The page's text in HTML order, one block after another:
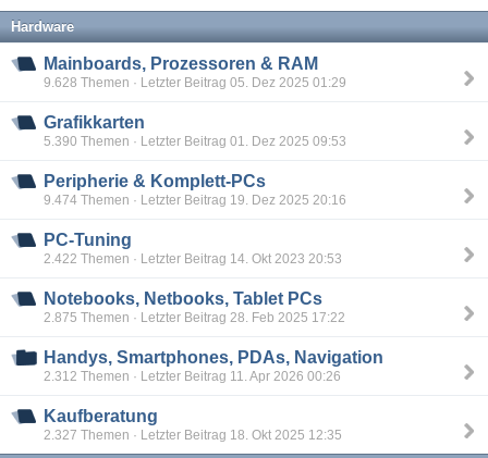
Hardware
Mainboards, Prozessoren & RAM
9.628 Themen · Letzter Beitrag 05. Dez 2025 01:29
Grafikkarten
5.390 Themen · Letzter Beitrag 01. Dez 2025 09:53
Peripherie & Komplett-PCs
9.474 Themen · Letzter Beitrag 19. Dez 2025 20:16
PC-Tuning
2.422 Themen · Letzter Beitrag 14. Okt 2023 20:53
Notebooks, Netbooks, Tablet PCs
2.875 Themen · Letzter Beitrag 28. Feb 2025 17:22
Handys, Smartphones, PDAs, Navigation
2.312 Themen · Letzter Beitrag 11. Apr 2026 00:26
Kaufberatung
2.327 Themen · Letzter Beitrag 18. Okt 2025 12:35